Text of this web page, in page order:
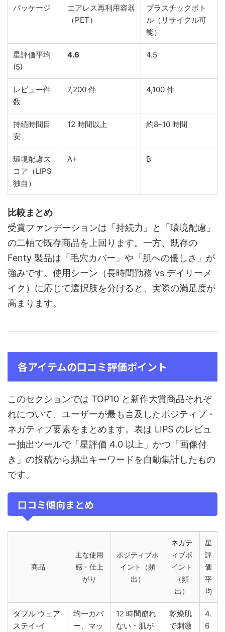
パッケージ
エアレス再利用容器
（PET）
プラスチックボト
ル（リサイクル可
能）
星評価平均
(5)
4.6 4.5
レビュー件
数
7,200 件 4,100 件
持続時間目
安
12 時間以上 約8–10 時間
環境配慮ス
コア（LIPS
独自）
A+ B
比較まとめ
受賞ファンデーションは「持続力」と「環境配慮」
の二軸で既存商品を上回ります。一方、既存の
Fenty 製品は「毛穴カバー」や「肌への優しさ」が
強みです。使用シーン（長時間勤務 vs デイリーメ
イク）に応じて選択肢を分けると、実際の満足度が
高まります。
各アイテムの口コミ評価ポイント
このセクションでは TOP10 と新作大賞商品それぞ
れについて、ユーザーが最も言及したポジティブ・
ネガティブ要素をまとめます。表は LIPS のレビュ
ー抽出ツールで「星評価 4.0 以上」かつ「画像付
き」の投稿から頻出キーワードを自動集計したもの
です。
口コミ傾向まとめ
商品
主な使用
感・仕上
がり
ポジティブポ
イント（頻
出）
ネガテ
ィブポ
イント
（頻
出）
星
評
価
平
均
ダブル ウェア
ステイ‑イ
均一カバ
ー、マッ
12 時間崩れ
ない・肌が
乾燥肌
で刺激
4.
6